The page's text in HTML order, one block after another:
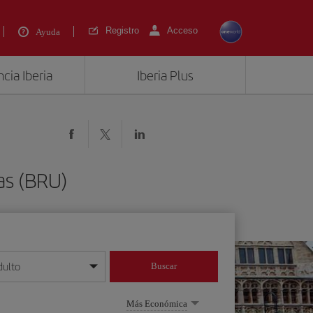
Ayuda Registro Acceso
Iberia Iberia Plus
(BRU)
mes/año
Buscar
Más Económica